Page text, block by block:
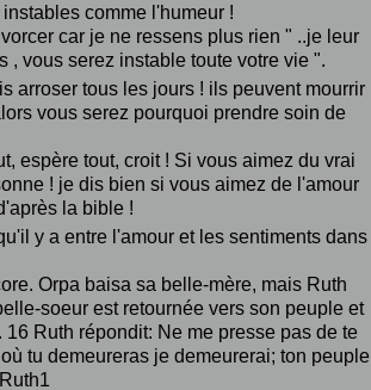
comme l'humeur !
car je ne ressens plus rien " ..je leur
, vous serez instable toute votre vie ".
arroser tous les jours ! ils peuvent mourrir
vous serez pourquoi prendre soin de
espère tout, croit ! Si vous aimez du vrai
! je dis bien si vous aimez de l'amour
la bible !
y a entre l'amour et les sentiments dans
Orpa baisa sa belle-mère, mais Ruth
soeur est retournée vers son peuple et
Ruth répondit: Ne me presse pas de te
tu demeureras je demeurerai; ton peuple